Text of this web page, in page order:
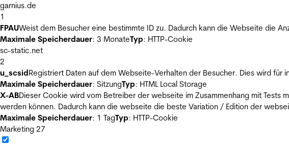
garnius.de
1
FPAUWeist dem Besucher eine bestimmte ID zu. Dadurch kann die Webseite die
Maximale Speicherdauer: 3 MonateTyp: HTTP-Cookie
sc-static.net
2
u_scsidRegistriert Daten auf dem Webseite-Verhalten der Besucher. Dies wird
Maximale Speicherdauer: SitzungTyp: HTML Local Storage
X-ABDieser Cookie wird vom Betreiber der webseite im Zusammenhang mit
werden können. Dadurch kann die webseite die beste Variation / Edition der
Maximale Speicherdauer: 1 TagTyp: HTTP-Cookie
Marketing 27